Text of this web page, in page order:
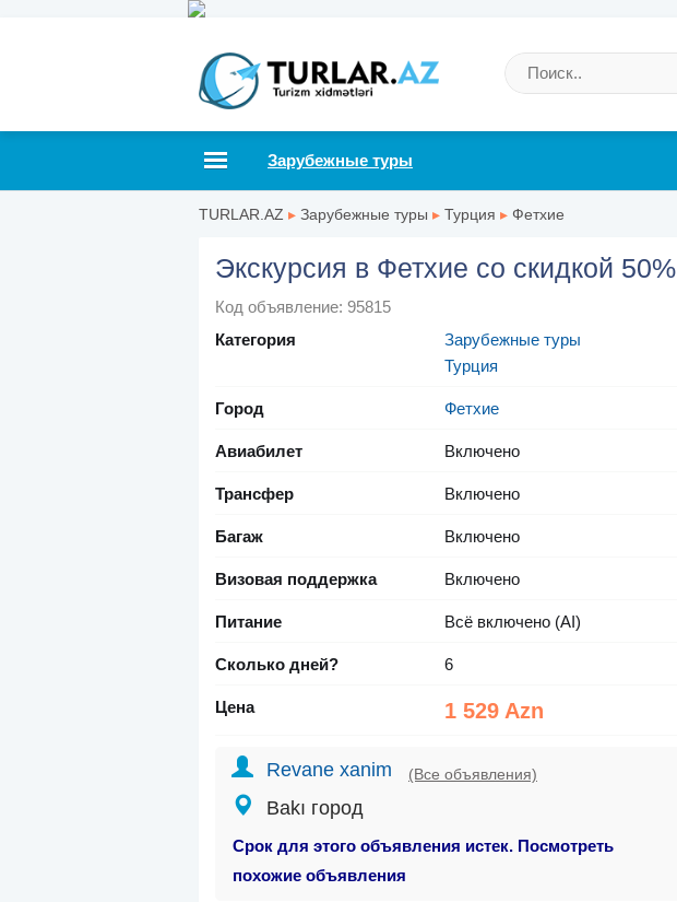
Зарубежные туры
TURLAR.AZ ▸ Зарубежные туры ▸ Турция ▸ Фетхие
Экскурсия в Фетхие со скидкой 50%
Код объявление: 95815
Категория
Зарубежные туры
Турция
Город Фетхие
Авиабилет Включено
Трансфер Включено
Багаж Включено
Визовая поддержка Включено
Питание Всё включено (AI)
Сколько дней? 6
Цена 1 529 Azn
Revane xanim (Все объявления)
Bakı город
Срок для этого объявления истек. Посмотреть
похожие объявления